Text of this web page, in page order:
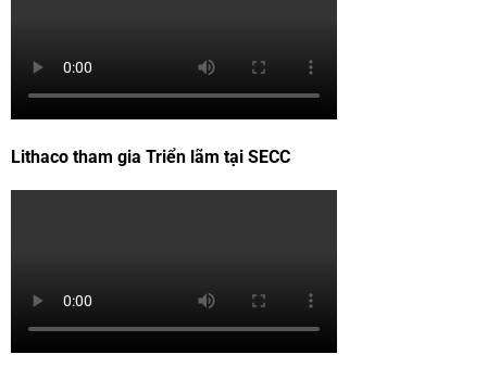
Lithaco tham gia Triển lãm tại SECC